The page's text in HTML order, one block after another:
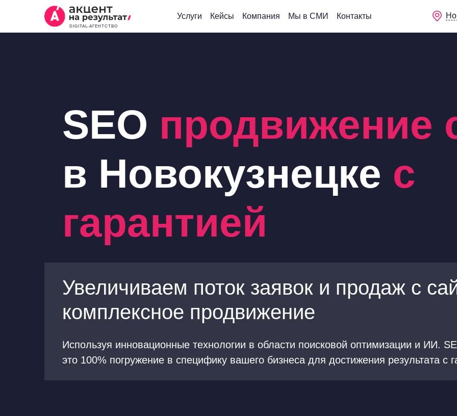
DIGITAL-АГЕНТСТВО
Услуги Кейсы Компания Мы в СМИ Контакты
SEO продвижение
в Новокузнецке с
гарантией
Увеличиваем поток заявок и продаж с
комплексное продвижение
Используя инновационные технологии в области поисковой оптимизации и ИИ.
это 100% погружение в специфику вашего бизнеса для достижения результата с